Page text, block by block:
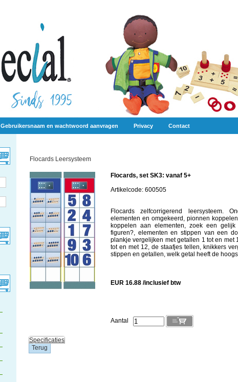
Gebruikersnaam en wachtwoord aanvragen Privacy Contact
Flocards Leersysteem
Flocards, set SK3: vanaf 5+
Artikelcode: 600505
Flocards zelfcorrigerend leersysteem.
elementen en omgekeerd, pionnen
koppelen aan elementen, zoek een
figuren?, elementen en stippen van een
plankje vergelijken met getallen 1 tot en met
tot en met 12, de staafjes tellen, knikkers
stippen en getallen, welk getal heeft de
EUR 16.88 /inclusief btw
Aantal
Specificaties